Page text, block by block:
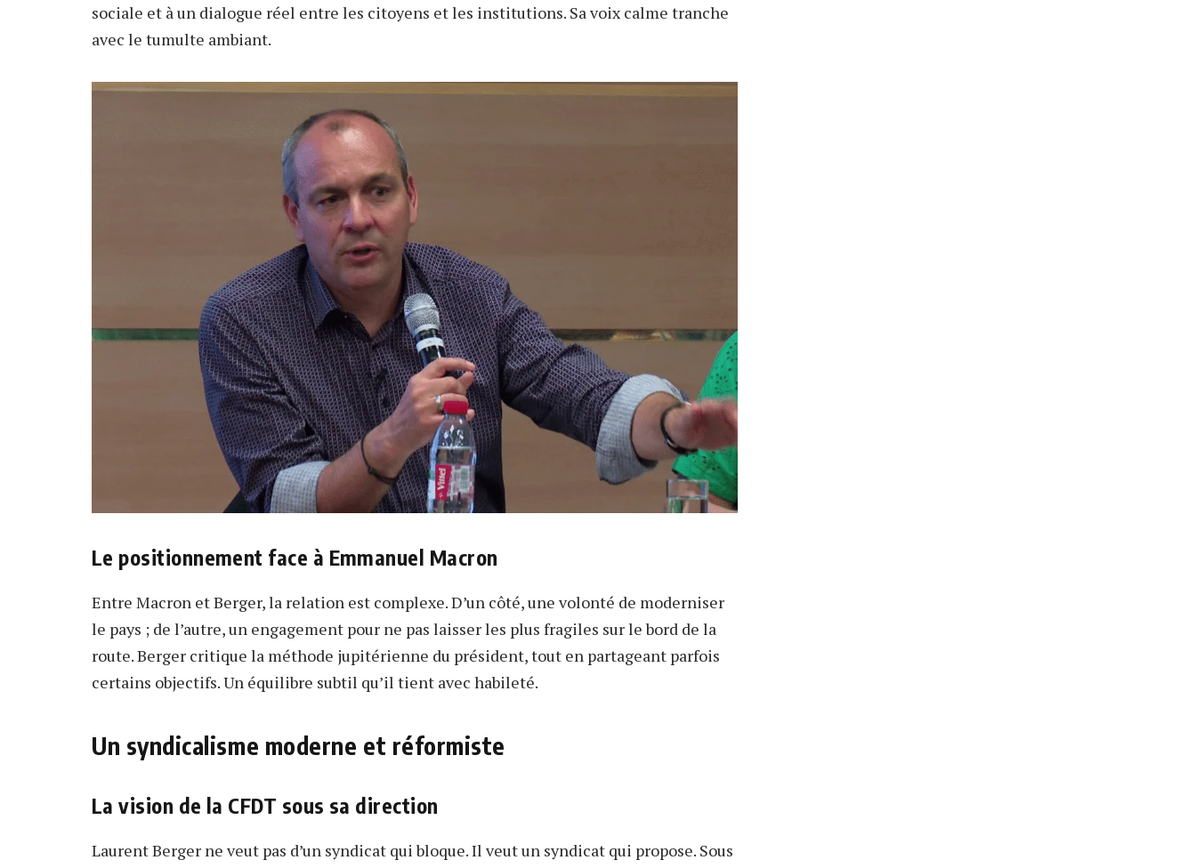
sociale et à un dialogue réel entre les citoyens et les institutions. Sa voix calme tranche
avec le tumulte ambiant.
Le positionnement face à Emmanuel Macron
Entre Macron et Berger, la relation est complexe. D’un côté, une volonté de moderniser
le pays ; de l’autre, un engagement pour ne pas laisser les plus fragiles sur le bord de la
route. Berger critique la méthode jupitérienne du président, tout en partageant parfois
certains objectifs. Un équilibre subtil qu’il tient avec habileté.
Un syndicalisme moderne et réformiste
La vision de la CFDT sous sa direction
Laurent Berger ne veut pas d’un syndicat qui bloque. Il veut un syndicat qui propose. Sous